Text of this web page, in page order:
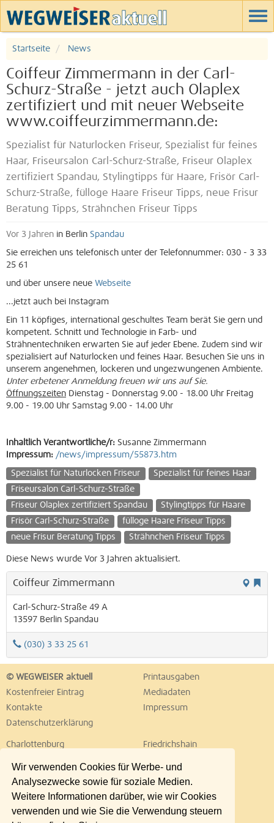
Wir verwenden Cookies für Werbe- und
Analysezwecke sowie für soziale Medien.
Weitere Informationen darüber, wie wir Cookies
verwenden und wie Sie die Verwendung steuern
Startseite News
Coiffeur Zimmermann in der Carl-
Schurz-Straße - jetzt auch Olaplex
zertifiziert und mit neuer Webseite
www.coiffeurzimmermann.de:
Spezialist für Naturlocken Friseur, Spezialist für feines
Haar, Friseursalon Carl-Schurz-Straße, Friseur Olaplex
zertifiziert Spandau, Stylingtipps für Haare, Frisör Carl-
Schurz-Straße, fülloge Haare Friseur Tipps, neue Frisur
Beratung Tipps, Strähnchen Friseur Tipps
Vor 3 Jahren in Berlin Spandau
Sie erreichen uns telefonisch unter der Telefonnummer: 030 - 3 33
25 61
und über unsere neue Webseite
...jetzt auch bei Instagram
Ein 11 köpfiges, international geschultes Team berät Sie gern und
kompetent. Schnitt und Technologie in Farb- und
Strähnentechniken erwarten Sie auf jeder Ebene. Zudem sind wir
spezialisiert auf Naturlocken und feines Haar. Besuchen Sie uns in
unserem angenehmen, lockeren und ungezwungenen Ambiente.
Unter erbetener Anmeldung freuen wir uns auf Sie.
Öffnungszeiten Dienstag - Donnerstag 9.00 - 18.00 Uhr Freitag
9.00 - 19.00 Uhr Samstag 9.00 - 14.00 Uhr
Inhaltlich Verantwortliche/r: Susanne Zimmermann
Impressum: /news/impressum/55873.htm
Spezialist für Naturlocken Friseur
Spezialist für feines Haar
Friseursalon Carl-Schurz-Straße
Friseur Olaplex zertifiziert Spandau
Stylingtipps für Haare
Frisör Carl-Schurz-Straße
fülloge Haare Friseur Tipps
neue Frisur Beratung Tipps
Strähnchen Friseur Tipps
Diese News wurde Vor 3 Jahren aktualisiert.
Coiffeur Zimmermann
Carl-Schurz-Straße 49 A
13597 Berlin Spandau
(030) 3 33 25 61
© WEGWEISER aktuell
Printausgaben
Kostenfreier Eintrag
Mediadaten
Kontakte
Impressum
Datenschutzerklärung
Charlottenburg
Friedrichshain
Lichtenberg
Marzahn
Neukölln
Pankow